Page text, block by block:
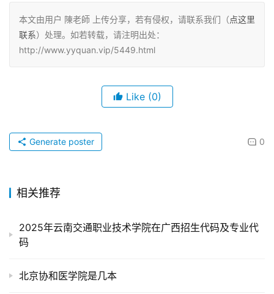
本文由用户 陳老師 上传分享，若有侵权，请联系我们（点这里
联系）处理。如若转载，请注明出处：
http://www.yyquan.vip/5449.html
Like (0)
0
Generate poster
相关推荐
2025年云南交通职业技术学院在广西招生代码及专业代
码
北京协和医学院是几本